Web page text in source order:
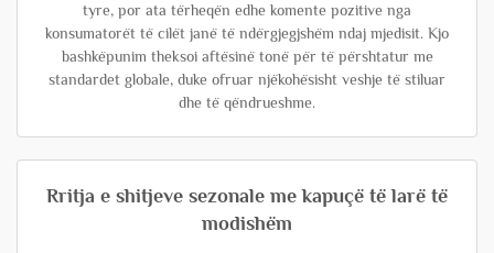
tyre, por ata tërheqën edhe komente pozitive nga
konsumatorët të cilët janë të ndërgjegjshëm ndaj mjedisit. Kjo
bashkëpunim theksoi aftësinë tonë për të përshtatur me
standardet globale, duke ofruar njëkohësisht veshje të stiluar
dhe të qëndrueshme.
Rritja e shitjeve sezonale me kapuçë të larë të
modishëm